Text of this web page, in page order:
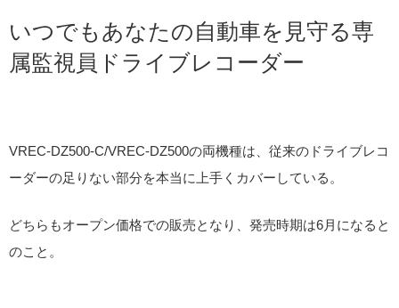
いつでもあなたの自動車を見守る専
属監視員ドライブレコーダー
VREC-DZ500-C/VREC-DZ500の両機種は、従来のドライブレコ
ーダーの足りない部分を本当に上手くカバーしている。
どちらもオープン価格での販売となり、発売時期は6月になると
のこと。